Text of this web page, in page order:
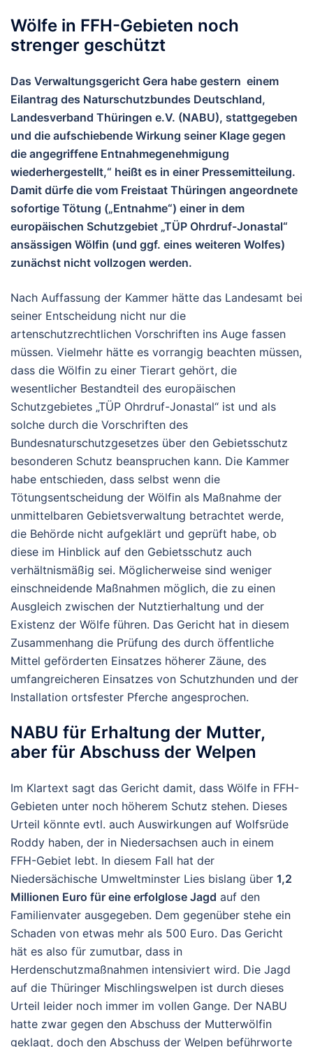
Wölfe in FFH-Gebieten noch
strenger geschützt
Das Verwaltungsgericht Gera habe gestern einem
Eilantrag des Naturschutzbundes Deutschland,
Landesverband Thüringen e.V. (NABU), stattgegeben
und die aufschiebende Wirkung seiner Klage gegen
die angegriffene Entnahmegenehmigung
wiederhergestellt,“ heißt es in einer Pressemitteilung.
Damit dürfe die vom Freistaat Thüringen angeordnete
sofortige Tötung („Entnahme“) einer in dem
europäischen Schutzgebiet „TÜP Ohrdruf-Jonastal“
ansässigen Wölfin (und ggf. eines weiteren Wolfes)
zunächst nicht vollzogen werden.
Nach Auffassung der Kammer hätte das Landesamt bei
seiner Entscheidung nicht nur die
artenschutzrechtlichen Vorschriften ins Auge fassen
müssen. Vielmehr hätte es vorrangig beachten müssen,
dass die Wölfin zu einer Tierart gehört, die
wesentlicher Bestandteil des europäischen
Schutzgebietes „TÜP Ohrdruf-Jonastal“ ist und als
solche durch die Vorschriften des
Bundesnaturschutzgesetzes über den Gebietsschutz
besonderen Schutz beanspruchen kann. Die Kammer
habe entschieden, dass selbst wenn die
Tötungsentscheidung der Wölfin als Maßnahme der
unmittelbaren Gebietsverwaltung betrachtet werde,
die Behörde nicht aufgeklärt und geprüft habe, ob
diese im Hinblick auf den Gebietsschutz auch
verhältnismäßig sei. Möglicherweise sind weniger
einschneidende Maßnahmen möglich, die zu einen
Ausgleich zwischen der Nutztierhaltung und der
Existenz der Wölfe führen. Das Gericht hat in diesem
Zusammenhang die Prüfung des durch öffentliche
Mittel geförderten Einsatzes höherer Zäune, des
umfangreicheren Einsatzes von Schutzhunden und der
Installation ortsfester Pferche angesprochen.
NABU für Erhaltung der Mutter,
aber für Abschuss der Welpen
Im Klartext sagt das Gericht damit, dass Wölfe in FFH-
Gebieten unter noch höherem Schutz stehen. Dieses
Urteil könnte evtl. auch Auswirkungen auf Wolfsrüde
Roddy haben, der in Niedersachsen auch in einem
FFH-Gebiet lebt. In diesem Fall hat der
Niedersächische Umweltminster Lies bislang über 1,2
Millionen Euro für eine erfolglose Jagd auf den
Familienvater ausgegeben. Dem gegenüber stehe ein
Schaden von etwas mehr als 500 Euro. Das Gericht
hät es also für zumutbar, dass in
Herdenschutzmaßnahmen intensiviert wird. Die Jagd
auf die Thüringer Mischlingswelpen ist durch dieses
Urteil leider noch immer im vollen Gange. Der NABU
hatte zwar gegen den Abschuss der Mutterwölfin
geklagt, doch den Abschuss der Welpen beführworte